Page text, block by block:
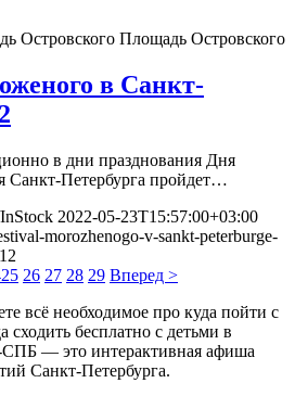
Островского Площадь Островского
в Санкт-
в дни празднования Дня
Санкт-Петербурга пройдет…
2022-05-23T15:57:00+03:00
morozhenogo-v-sankt-peterburge-
25 26 27 28 29 Вперед >
всё необходимое про куда пойти с
сходить бесплатно с детьми в
СПБ — это интерактивная афиша
Санкт-Петербурга.